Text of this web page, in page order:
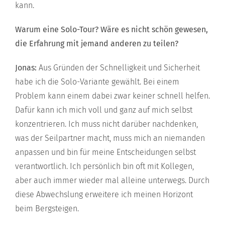
kann.
Warum eine Solo-Tour? Wäre es nicht schön gewesen,
die Erfahrung mit jemand anderen zu teilen?
Jonas: Aus Gründen der Schnelligkeit und Sicherheit
habe ich die Solo-Variante gewählt. Bei einem
Problem kann einem dabei zwar keiner schnell helfen.
Dafür kann ich mich voll und ganz auf mich selbst
konzentrieren. Ich muss nicht darüber nachdenken,
was der Seilpartner macht, muss mich an niemanden
anpassen und bin für meine Entscheidungen selbst
verantwortlich. Ich persönlich bin oft mit Kollegen,
aber auch immer wieder mal alleine unterwegs. Durch
diese Abwechslung erweitere ich meinen Horizont
beim Bergsteigen.